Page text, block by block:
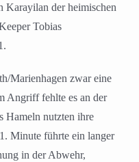
Karayilan der heimischen
Tobias
Marienhagen zwar eine
Angriff fehlte es an der
Hameln nutzten ihre
Minute führte ein langer
in der Abwehr,